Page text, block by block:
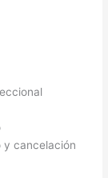
y cancelación